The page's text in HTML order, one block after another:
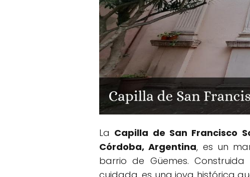
La Capilla de San Francisco
Córdoba, Argentina, es un
barrio de Güemes.